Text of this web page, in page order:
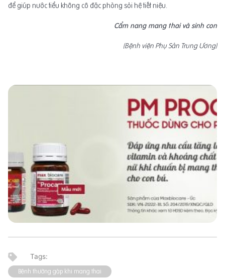
để giúp nước tiểu không cô đặc phòng sỏi hệ tiết niệu.
Cẩm nang mang thai và sinh con
(Bệnh viện Phụ Sản Trung Ương)
Bệnh thường gặp khi mang thai